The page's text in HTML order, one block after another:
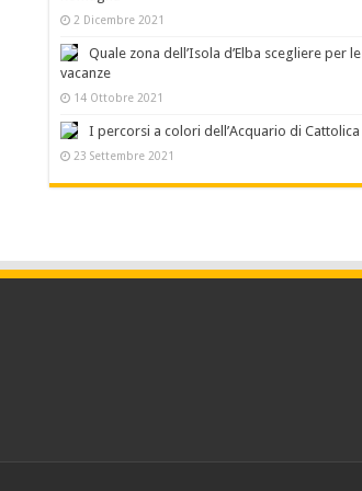
2 Dicembre 2021
Quale zona dell’Isola d’Elba scegliere per le
vacanze
14 Ottobre 2021
I percorsi a colori dell’Acquario di Cattolica
23 Settembre 2021